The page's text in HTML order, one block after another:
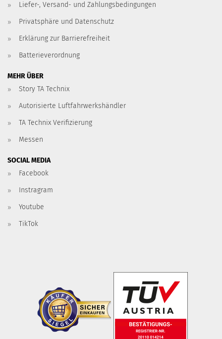
Liefer-, Versand- und Zahlungsbedingungen
Privatsphäre und Datenschutz
Erklärung zur Barrierefreiheit
Batterieverordnung
MEHR ÜBER
Story TA Technix
Autorisierte Luftfahrwerkshändler
TA Technix Verifizierung
Messen
SOCIAL MEDIA
Facebook
Instragram
Youtube
TikTok